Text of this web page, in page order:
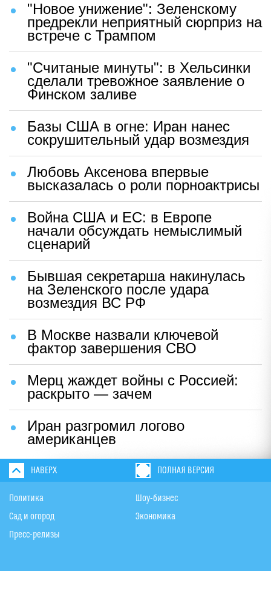
"Новое унижение": Зеленскому
предрекли неприятный сюрприз на
встрече с Трампом
"Считаные минуты": в Хельсинки
сделали тревожное заявление о
Финском заливе
Базы США в огне: Иран нанес
сокрушительный удар возмездия
Любовь Аксенова впервые
высказалась о роли порноактрисы
Война США и ЕС: в Европе
начали обсуждать немыслимый
сценарий
Бывшая секретарша накинулась
на Зеленского после удара
возмездия ВС РФ
В Москве назвали ключевой
фактор завершения СВО
Мерц жаждет войны с Россией:
раскрыто — зачем
Иран разгромил логово
американцев
НАВЕРХ ПОЛНАЯ ВЕРСИЯ
Политика
Сад и огород
Пресс-релизы
Шоу-бизнес
Экономика